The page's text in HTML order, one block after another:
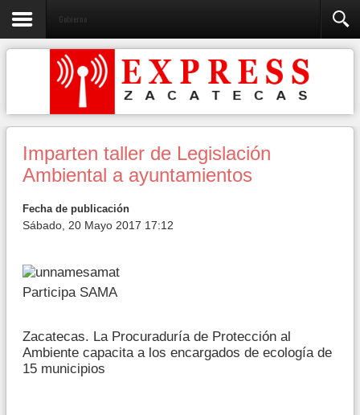
Gobierno
Imparten taller de Legislación
Ambiental a ayuntamientos
Fecha de publicación
Sábado, 20 Mayo 2017 17:12
Participa SAMA
Zacatecas. La Procuraduría de Protección al
Ambiente capacita a los encargados de ecología de
15 municipios